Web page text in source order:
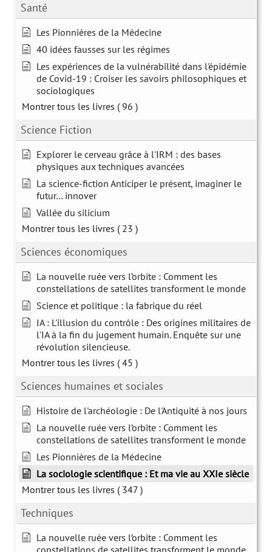
Santé
Les Pionnières de la Médecine
40 idées fausses sur les régimes
Les expériences de la vulnérabilité dans l'épidémie
de Covid-19 : Croiser les savoirs philosophiques et
sociologiques
Montrer tous les livres ( 96 )
Science Fiction
Explorer le cerveau grâce à l'IRM : des bases
physiques aux techniques avancées
La science-fiction Anticiper le présent, imaginer le
futur… innover
Vallée du silicium
Montrer tous les livres ( 23 )
Sciences économiques
La nouvelle ruée vers l’orbite : Comment les
constellations de satellites transforment le monde
Science et politique : la fabrique du réel
IA : L'illusion du contrôle : Des origines militaires de
l'IA à la fin du jugement humain. Enquête sur une
révolution silencieuse.
Montrer tous les livres ( 45 )
Sciences humaines et sociales
Histoire de l'archéologie : De l'Antiquité à nos jours
La nouvelle ruée vers l’orbite : Comment les
constellations de satellites transforment le monde
Les Pionnières de la Médecine
La sociologie scientifique : Et ma vie au XXIe siècle
Montrer tous les livres ( 347 )
Techniques
La nouvelle ruée vers l’orbite : Comment les